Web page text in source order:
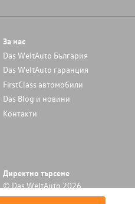
За нас
Das WeltAuto България
Das WeltAuto гаранция
FirstClass автомобили
Das Blog и новини
Контакти
Директно търсене
© Das WeltAuto 2026